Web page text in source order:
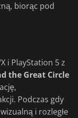
biorąc pod
i PlayStation 5 z
the Great Circle
Podczas gdy
i rozległe